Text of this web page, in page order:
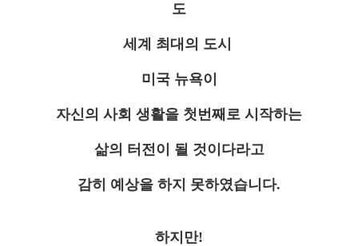
도
세계 최대의 도시
미국 뉴욕이
자신의 사회 생활을 첫번째로 시작하는
삶의 터전이 될 것이다라고
감히 예상을 하지 못하였습니다.
하지만!